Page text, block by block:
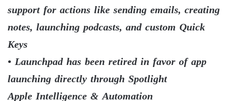
support for actions like sending emails, creating
notes, launching podcasts, and custom Quick
Keys
• Launchpad has been retired in favor of app
launching directly through Spotlight
Apple Intelligence & Automation